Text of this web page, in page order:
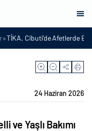
»TİKA, Cibuti’de Afetlerde
24 Haziran 2026
ve Yaşlı Bakımı